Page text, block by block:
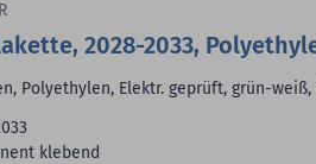
2028-2033,
Polyethylen, Elektr. geprüft, grün-weiß,
klebend